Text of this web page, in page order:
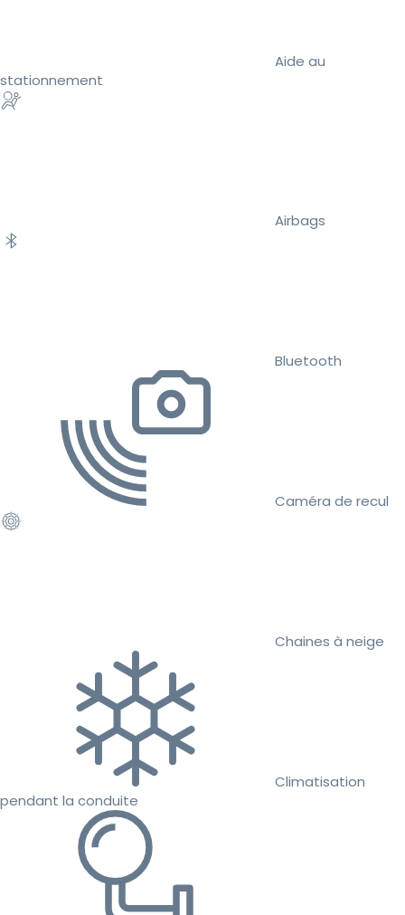
Aide au
stationnement
Airbags
Bluetooth
Caméra de recul
Chaines à neige
Climatisation
pendant la conduite